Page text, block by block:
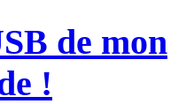
de mon
!